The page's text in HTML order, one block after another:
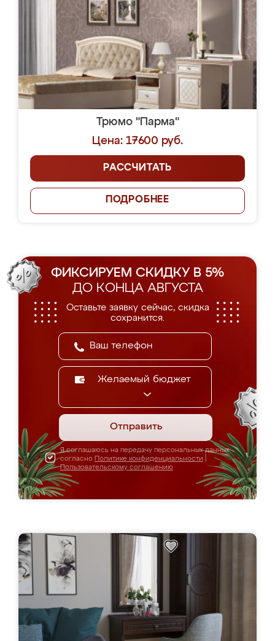
Трюмо "Парма"
Цена: 17600 руб.
РАССЧИТАТЬ
ПОДРОБНЕЕ
ФИКСИРУЕМ СКИДКУ В 5%
ДО КОНЦА АВГУСТА
Оставьте заявку сейчас, скидка
сохранится.
Желаемый бюджет
Отправить
Я соглашаюсь на передачу персональных данных
согласно Политике конфиденциальности
Пользовательскому соглашению